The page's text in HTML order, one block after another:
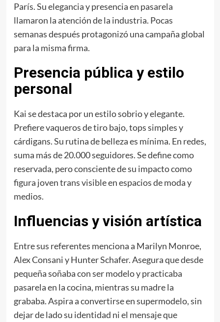
París. Su elegancia y presencia en pasarela
llamaron la atención de la industria. Pocas
semanas después protagonizó una campaña global
para la misma firma.
Presencia pública y estilo
personal
Kai se destaca por un estilo sobrio y elegante.
Prefiere vaqueros de tiro bajo, tops simples y
cárdigans. Su rutina de belleza es mínima. En redes,
suma más de 20.000 seguidores. Se define como
reservada, pero consciente de su impacto como
figura joven trans visible en espacios de moda y
medios.
Influencias y visión artística
Entre sus referentes menciona a Marilyn Monroe,
Alex Consani y Hunter Schafer. Asegura que desde
pequeña soñaba con ser modelo y practicaba
pasarela en la cocina, mientras su madre la
grababa. Aspira a convertirse en supermodelo, sin
dejar de lado su identidad ni el mensaje que